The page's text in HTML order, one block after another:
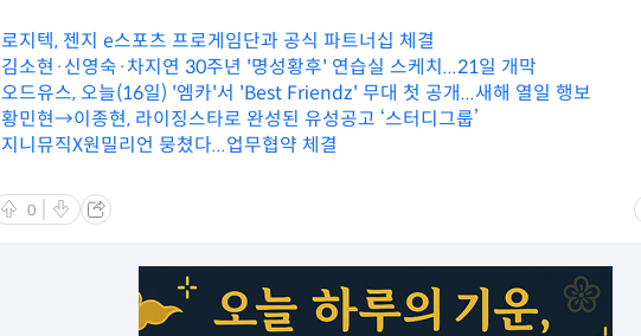
로지텍, 젠지 e스포츠 프로게임단과 공식 파트너십 체결
김소현·신영숙·차지연 30주년 '명성황후' 연습실 스케치...21일 개막
오드유스, 오늘(16일) '엠카'서 'Best Friendz' 무대 첫 공개...새해 열일 행보
황민현→이종현, 라이징스타로 완성된 유성공고 ‘스터디그룹’
지니뮤직X원밀리언 뭉쳤다...업무협약 체결
0